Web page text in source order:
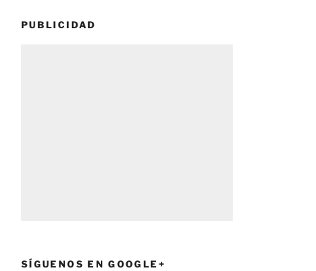
PUBLICIDAD
SÍGUENOS EN GOOGLE+